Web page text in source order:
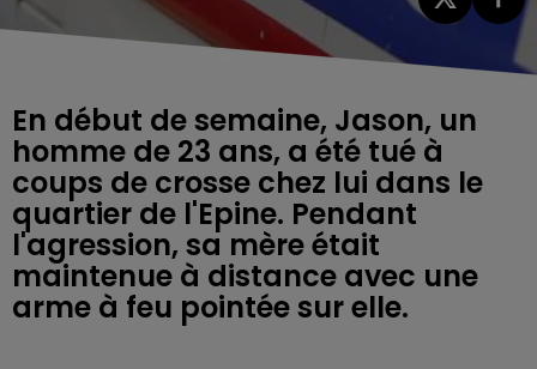
En début de semaine, Jason, un
homme de 23 ans, a été tué à
coups de crosse chez lui dans le
quartier de l'Epine. Pendant
l'agression, sa mère était
maintenue à distance avec une
arme à feu pointée sur elle.